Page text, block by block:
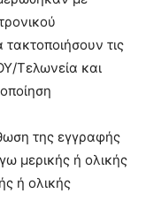
τις
Τελωνεία και
της εγγραφής
μερικής ή ολικής
ή ολικής